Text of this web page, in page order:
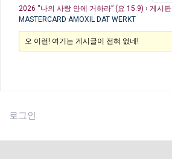
2026 “나의 사랑 안에 거하라” (요 15:9) › 게시판
MASTERCARD AMOXIL DAT WERKT
오 이런! 여기는 게시글이 전혀 없네!
로그인